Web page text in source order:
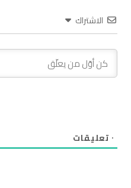
الاشتراك
٠ تعليقات